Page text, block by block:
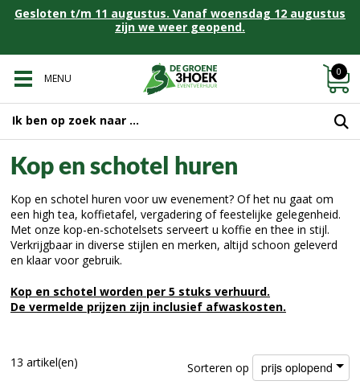
Gesloten t/m 11 augustus. Vanaf woensdag 12 augustus
zijn we weer geopend.
MENU
0
Kop en schotel huren
Kop en schotel huren voor uw evenement? Of het nu gaat om
een high tea, koffietafel, vergadering of feestelijke gelegenheid.
Met onze kop-en-schotelsets serveert u koffie en thee in stijl.
Verkrijgbaar in diverse stijlen en merken, altijd schoon geleverd
en klaar voor gebruik.
Kop en schotel worden per 5 stuks verhuurd.
De vermelde prijzen zijn inclusief afwaskosten.
Sorteren op prijs oplopend
13 artikel(en)